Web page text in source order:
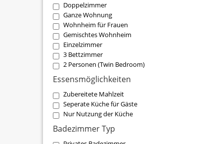
Doppelzimmer
Ganze Wohnung
Wohnheim für Frauen
Gemischtes Wohnheim
Einzelzimmer
3 Bettzimmer
2 Personen (Twin Bedroom)
Essensmöglichkeiten
Zubereitete Mahlzeit
Seperate Küche für Gäste
Nur Nutzung der Küche
Badezimmer Typ